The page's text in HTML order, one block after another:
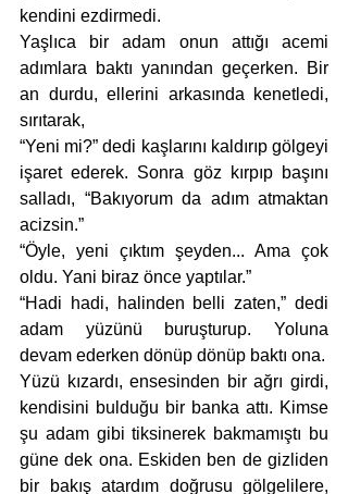
kendini ezdirmedi.
Yaşlıca bir adam onun attığı acemi
adımlara baktı yanından geçerken. Bir
an durdu, ellerini arkasında kenetledi,
sırıtarak,
“Yeni mi?” dedi kaşlarını kaldırıp gölgeyi
işaret ederek. Sonra göz kırpıp başını
salladı, “Bakıyorum da adım atmaktan
acizsin.”
“Öyle, yeni çıktım şeyden... Ama çok
oldu. Yani biraz önce yaptılar.”
“Hadi hadi, halinden belli zaten,” dedi
adam yüzünü buruşturup. Yoluna
devam ederken dönüp dönüp baktı ona.
Yüzü kızardı, ensesinden bir ağrı girdi,
kendisini bulduğu bir banka attı. Kimse
şu adam gibi tiksinerek bakmamıştı bu
güne dek ona. Eskiden ben de gizliden
bir bakış atardım doğrusu gölgelilere,